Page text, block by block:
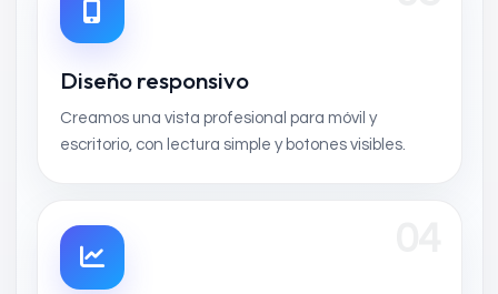
Diseño responsivo
Creamos una vista profesional para móvil y
escritorio, con lectura simple y botones visibles.